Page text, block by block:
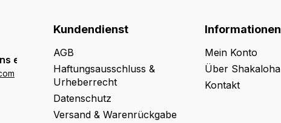
eine E-Mail:
Kundendienst
AGB
Haftungsausschluss &
Urheberrecht
Datenschutz
Versand & Warenrückgabe
Informationen
Mein Konto
Über Shakaloha
Kontakt